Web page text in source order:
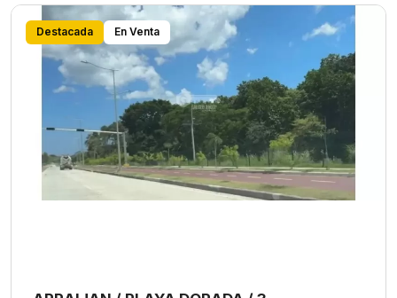
Destacada En Venta